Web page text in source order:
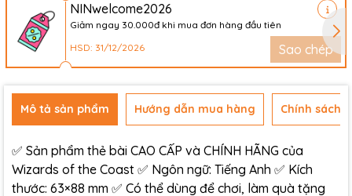
NINwelcome2026
Giảm ngay 30.000đ khi mua đơn hàng đầu tiên
HSD: 31/12/2026
Sao chép
Mô tả sản phẩm Hướng dẫn mua hàng Chính sách
✅ Sản phẩm thẻ bài CAO CẤP và CHÍNH HÃNG của
Wizards of the Coast ✅ Ngôn ngữ: Tiếng Anh ✅ Kích
thước: 63×88 mm ✅ Có thể dùng để chơi, làm quà tặng